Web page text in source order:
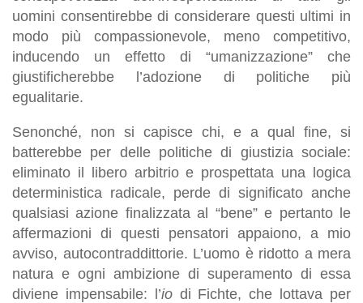
uomini consentirebbe di considerare questi ultimi in
modo più compassionevole, meno competitivo,
inducendo un effetto di “umanizzazione” che
giustificherebbe l’adozione di politiche più
egualitarie.
Senonché, non si capisce chi, e a qual fine, si
batterebbe per delle politiche di giustizia sociale:
eliminato il libero arbitrio e prospettata una logica
deterministica radicale, perde di significato anche
qualsiasi azione finalizzata al “bene” e pertanto le
affermazioni di questi pensatori appaiono, a mio
avviso, autocontraddittorie. L’uomo è ridotto a mera
natura e ogni ambizione di superamento di essa
diviene impensabile: l’iodi Fichte, che lottava per